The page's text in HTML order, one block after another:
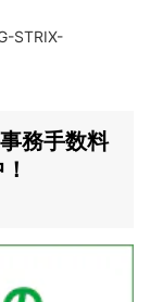
STRIX-
務手数料